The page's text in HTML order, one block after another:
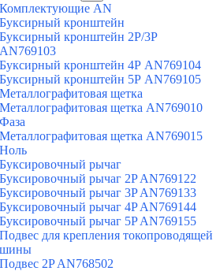
Комплектующие AN
Буксирный кронштейн
Буксирный кронштейн 2Р/3Р
AN769103
Буксирный кронштейн 4Р AN769104
Буксирный кронштейн 5Р AN769105
Металлографитовая щетка
Металлографитовая щетка AN769010
Фаза
Металлографитовая щетка AN769015
Ноль
Буксировочный рычаг
Буксировочный рычаг 2P AN769122
Буксировочный рычаг 3P AN769133
Буксировочный рычаг 4P AN769144
Буксировочный рычаг 5P AN769155
Подвес для крепления токопроводящей
шины
Подвес 2P AN768502